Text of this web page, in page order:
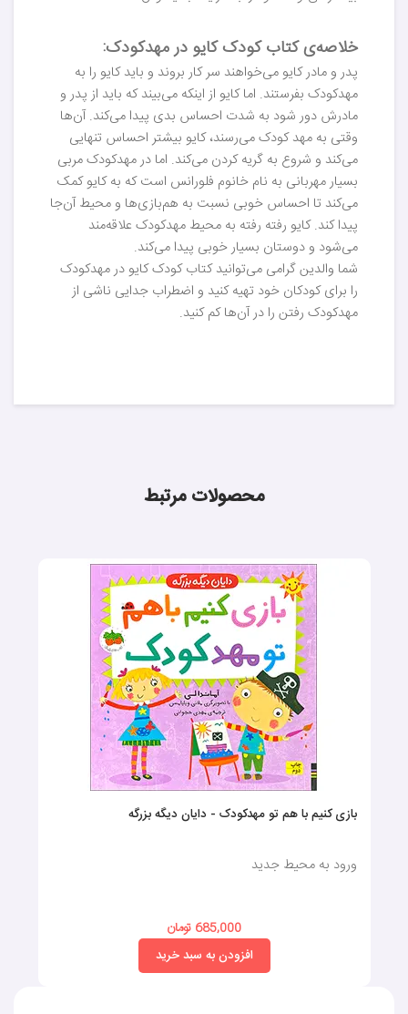
خلاصه‌ی کتاب کودک کایو در مهدکودک:
پدر و مادر کایو می‌خواهند سر کار بروند و باید کایو را به
مهدکودک بفرستند. اما کایو از اینکه می‌بیند که باید از پدر و
مادرش دور ‌شود به شدت احساس بدی پیدا می‌کند. آن‌ها
وقتی به مهد کودک می‌رسند، کایو بیشتر احساس تنهایی
می‌کند و شروع به گریه کردن می‌کند. اما در مهدکودک مربی
بسیار مهربانی به نام خانوم فلورانس است که به کایو کمک
می‌کند تا احساس خوبی نسبت به هم‌بازی‌ها و محیط آن‌جا
پیدا کند. کایو رفته رفته به محیط مهدکودک علاقه‌مند
می‌شود و دوستان بسیار خوبی پیدا می‌کند.
شما والدین گرامی می‌توانید کتاب کودک کایو در مهدکودک
را برای کودکان خود تهیه کنید و اضطراب جدایی ناشی از
مهدکودک رفتن را در آن‌ها کم کنید.
محصولات مرتبط
بازی کنیم با هم تو مهدکودک - دایان دیگه بزرگه
ورود به محیط جدید
685,000 تومان
افزودن به سبد خرید